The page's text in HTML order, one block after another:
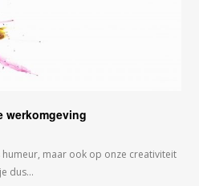
werkomgeving
maar ook op onze creativiteit
dus…